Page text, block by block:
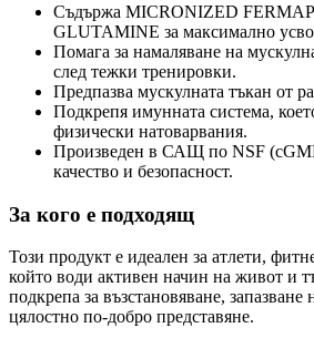
Съдържа MICRONIZED
GLUTAMINE за максимално
Помага за намаляване на
след тежки тренировки.
Предпазва мускулната тъкан от
Подкрепя имунната система,
физически натоварвания.
Произведен в САЩ по NSF
качество и безопасност.
За кого е подходящ
Този продукт е идеален за атлети,
който води активен начин на живот и
подкрепа за възстановяване, запазване
цялостно по-добро представяне.